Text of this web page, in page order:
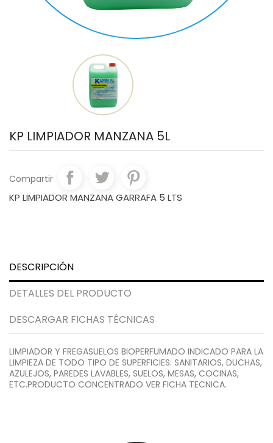
KP LIMPIADOR MANZANA 5L
Compartir
KP LIMPIADOR MANZANA GARRAFA 5 LTS
DESCRIPCIÓN
DETALLES DEL PRODUCTO
DESCARGAR FICHAS TÉCNICAS
LIMPIADOR Y FREGASUELOS BIOPERFUMADO INDICADO PARA LA
LIMPIEZA DE TODO TIPO DE SUPERFICIES: SANITARIOS, DUCHAS,
AZULEJOS, PAREDES LAVABLES, SUELOS, MESAS, COCINAS,
ETC.PRODUCTO CONCENTRADO VER FICHA TECNICA.